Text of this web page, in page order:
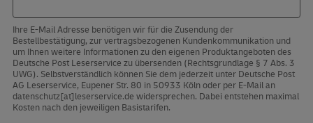
Ihre E-Mail Adresse benötigen wir für die Zusendung der
Bestellbestätigung, zur vertragsbezogenen Kundenkommunikation und
um Ihnen weitere Informationen zu den eigenen Produktangeboten des
Deutsche Post Leserservice zu übersenden (Rechtsgrundlage § 7 Abs. 3
UWG). Selbstverständlich können Sie dem jederzeit unter Deutsche Post
AG Leserservice, Eupener Str. 80 in 50933 Köln oder per E-Mail an
datenschutz[at]leserservice.de widersprechen. Dabei entstehen maximal
Kosten nach den jeweiligen Basistarifen.